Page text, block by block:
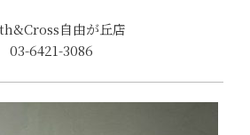
自由が丘店
03-6421-3086